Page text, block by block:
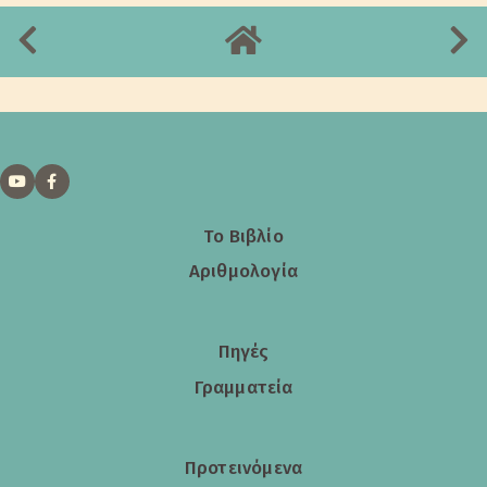
Το Βιβλίο
Αριθμολογία
Πηγές
Γραμματεία
Προτεινόμενα